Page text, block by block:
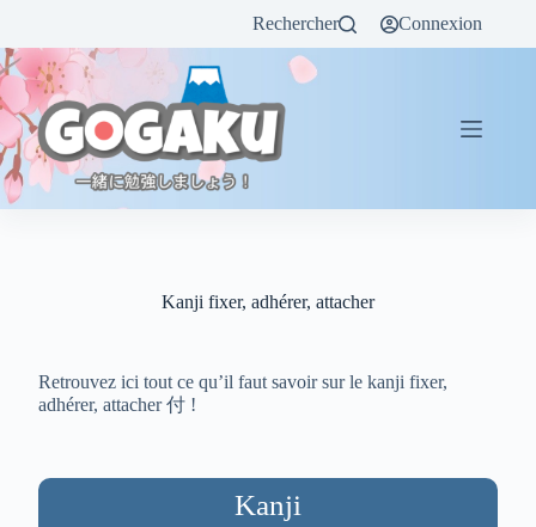
Rechercher Connexion
Kanji fixer, adhérer, attacher
Retrouvez ici tout ce qu’il faut savoir sur le kanji fixer,
adhérer, attacher 付 !
Kanji